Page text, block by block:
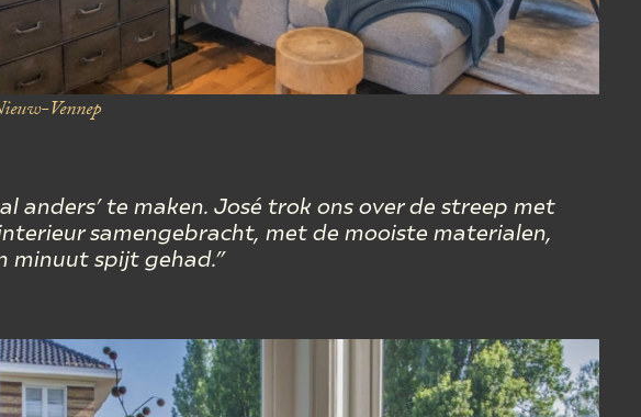
Vennep
anders’ te maken. José trok ons over de streep met
samengebracht, met de mooiste materialen,
minuut spijt gehad.”